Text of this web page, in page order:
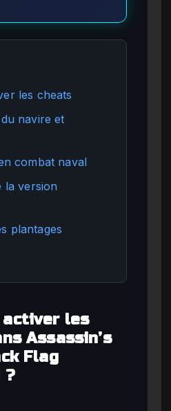
les cheats
navire et
combat naval
la version
plantages
activer les
Assassin’s
Flag
?